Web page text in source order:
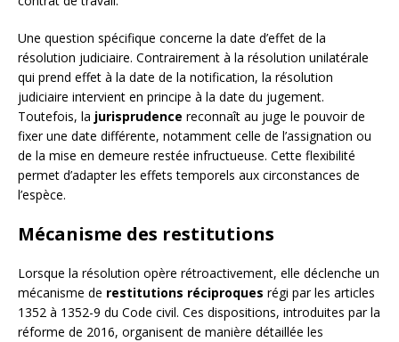
Une question spécifique concerne la date d’effet de la
résolution judiciaire. Contrairement à la résolution unilatérale
qui prend effet à la date de la notification, la résolution
judiciaire intervient en principe à la date du jugement.
Toutefois, la jurisprudence reconnaît au juge le pouvoir de
fixer une date différente, notamment celle de l’assignation ou
de la mise en demeure restée infructueuse. Cette flexibilité
permet d’adapter les effets temporels aux circonstances de
l’espèce.
Mécanisme des restitutions
Lorsque la résolution opère rétroactivement, elle déclenche un
mécanisme de restitutions réciproques régi par les articles
1352 à 1352-9 du Code civil. Ces dispositions, introduites par la
réforme de 2016, organisent de manière détaillée les